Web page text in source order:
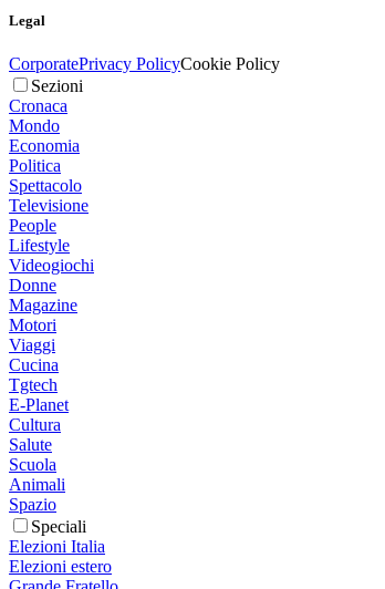
Legal
CorporatePrivacy PolicyCookie Policy
Sezioni
Cronaca
Mondo
Economia
Politica
Spettacolo
Televisione
People
Lifestyle
Videogiochi
Donne
Magazine
Motori
Viaggi
Cucina
Tgtech
E-Planet
Cultura
Salute
Scuola
Animali
Spazio
Speciali
Elezioni Italia
Elezioni estero